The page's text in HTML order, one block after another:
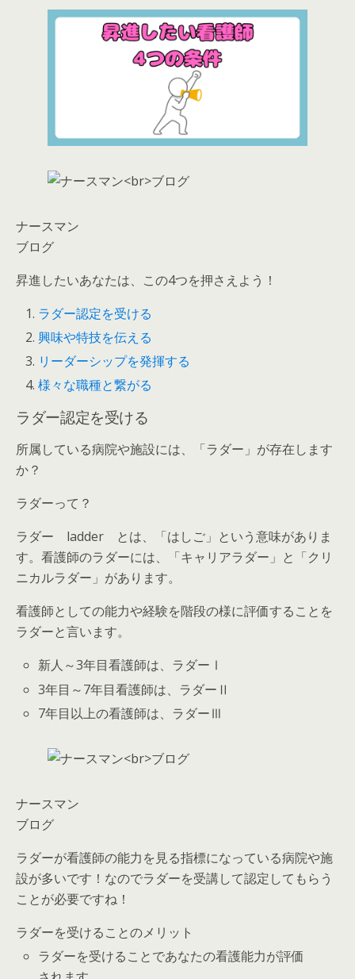
ナースマン
ブログ
昇進したいあなたは、この4つを押さえよう！
ラダー認定を受ける
興味や特技を伝える
リーダーシップを発揮する
様々な職種と繋がる
ラダー認定を受ける
所属している病院や施設には、「ラダー」が存在します
か？
ラダーって？
ラダー ladder とは、「はしご」という意味がありま
す。看護師のラダーには、「キャリアラダー」と「クリ
ニカルラダー」があります。
看護師としての能力や経験を階段の様に評価することを
ラダーと言います。
新人～3年目看護師は、ラダーⅠ
3年目～7年目看護師は、ラダーⅡ
7年目以上の看護師は、ラダーⅢ
ナースマン
ブログ
ラダーが看護師の能力を見る指標になっている病院や施
設が多いです！なのでラダーを受講して認定してもらう
ことが必要ですね！
ラダーを受けることのメリット
ラダーを受けることであなたの看護能力が評価